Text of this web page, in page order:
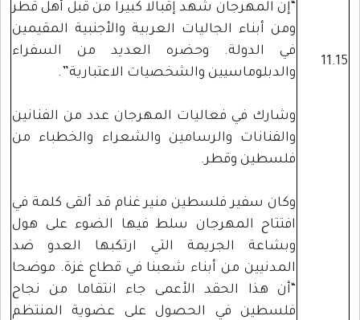
“إن المهرجان شهد إقبالا كبيرا من قبل أهل قطر
ومن أبناء الجاليات العربية والأجنبية المقيمين
في الدولة. وحضره العديد من السفراء
والدبلوماسيين والشخصيات الاعتبارية”.
وشارك في فعاليات المهرجان عدد من الفنانين
والفنانات والرسامين والشعراء والخطباء من
فلسطين وقطر.
وكان سفير فلسطين منير غنام قد ألقى كلمة في
افتتاح المهرجان سلط فيها الضوء على هول
وبشاعة الجريمة التي ارتكبها العدو ضد
المدنيين من أبناء شعبنا في قطاع غزة. موضحا
“أن هذا الحقد الأعمى جاء انتقاما من نجاح
فلسطين في الحصول على عضوية المنتظم
11.15